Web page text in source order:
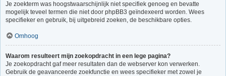
Je zoekterm was hoogstwaarschijnlijk niet specifiek genoeg en bevatte
mogelijk teveel termen die niet door phpBB3 geïndexeerd worden. Wees
specifieker en gebruik, bij uitgebreid zoeken, de beschikbare opties.
Omhoog
Waarom resulteert mijn zoekopdracht in een lege pagina?
Je zoekopdracht gaf meer resultaten dan de webserver kon verwerken.
Gebruik de geavanceerde zoekfunctie en wees specifieker met zowel je